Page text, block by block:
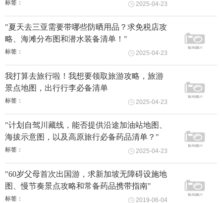
2025-04-23
标签：
"夏天去三亚需要带哪些防晒用品？求免税店攻
略、海滩分布图和潜水装备清单！"
2025-04-23
标签：
我打算去旅行啦！我想要领取旅游攻略，旅游
景点地图，出行行李必备清单
2025-04-23
标签：
"计划自驾川藏线，能否提供沿途加油站地图、
海拔示意图，以及高原旅行必备药品清单？"
2025-04-23
标签：
"60岁父母首次出国游，求新加坡无障碍设施地
图、慢节奏景点攻略和常备药品携带指南"
2019-06-04
标签：